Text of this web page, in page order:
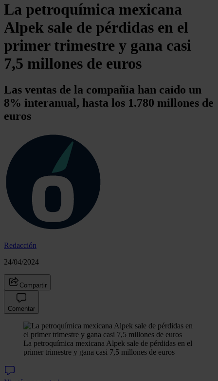
La petroquímica mexicana
Alpek sale de pérdidas en el
primer trimestre y gana casi
7,5 millones de euros
Las ventas de la compañía han caído un
8% interanual, hasta los 1.780 millones de
euros
Redacción
24/04/2024
Compartir
Comentar
La petroquímica mexicana Alpek sale de pérdidas en el
primer trimestre y gana casi 7,5 millones de euros